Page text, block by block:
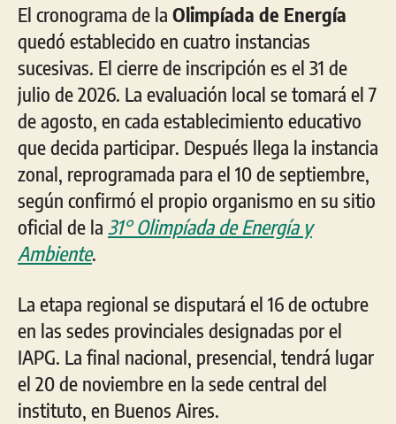
El cronograma de la Olimpíada de Energía
quedó establecido en cuatro instancias
sucesivas. El cierre de inscripción es el 31 de
julio de 2026. La evaluación local se tomará el 7
de agosto, en cada establecimiento educativo
que decida participar. Después llega la instancia
zonal, reprogramada para el 10 de septiembre,
según confirmó el propio organismo en su sitio
oficial de la 31° Olimpíada de Energía y
Ambiente.
La etapa regional se disputará el 16 de octubre
en las sedes provinciales designadas por el
IAPG. La final nacional, presencial, tendrá lugar
el 20 de noviembre en la sede central del
instituto, en Buenos Aires.